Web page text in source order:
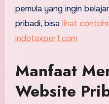
pemula yang ingin
pribadi, bisa lihat
indotaxpert.com
Manfaat
Website